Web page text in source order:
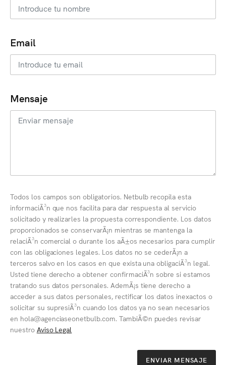
Email
Mensaje
Todos los campos son obligatorios. Netbulb recopila esta
informaciÃ³n que nos facilita para dar respuesta al servicio
solicitado y realizarles la propuesta correspondiente. Los datos
proporcionados se conservarÃ¡n mientras se mantenga la
relaciÃ³n comercial o durante los aÃ±os necesarios para cumplir
con las obligaciones legales. Los datos no se cederÃ¡n a
terceros salvo en los casos en que exista una obligaciÃ³n legal.
Usted tiene derecho a obtener confirmaciÃ³n sobre si estamos
tratando sus datos personales. AdemÃ¡s tiene derecho a
acceder a sus datos personales, rectificar los datos inexactos o
solicitar su supresiÃ³n cuando los datos ya no sean necesarios
en hola@agenciaseonetbulb.com. TambiÃ©n puedes revisar
nuestro Aviso Legal
ENVIAR MENSAJE